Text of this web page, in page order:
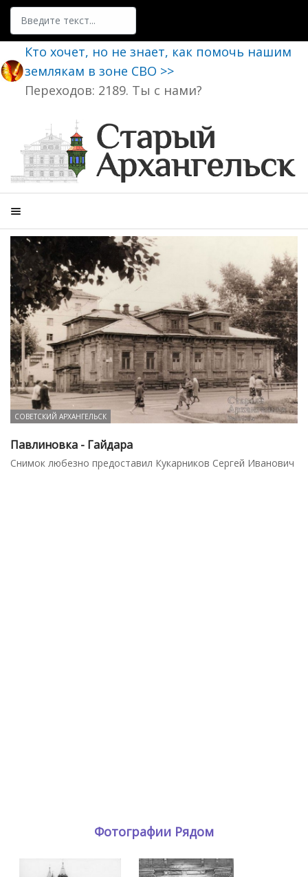
Поиск
Кто хочет, но не знает, как помочь нашим
землякам в зоне СВО >>
Переходов: 2189. Ты с нами?
СОВЕТСКИЙ АРХАНГЕЛЬСК
Павлиновка - Гайдара
Снимок любезно предоставил Кукарников Сергей Иванович
Фотографии Рядом